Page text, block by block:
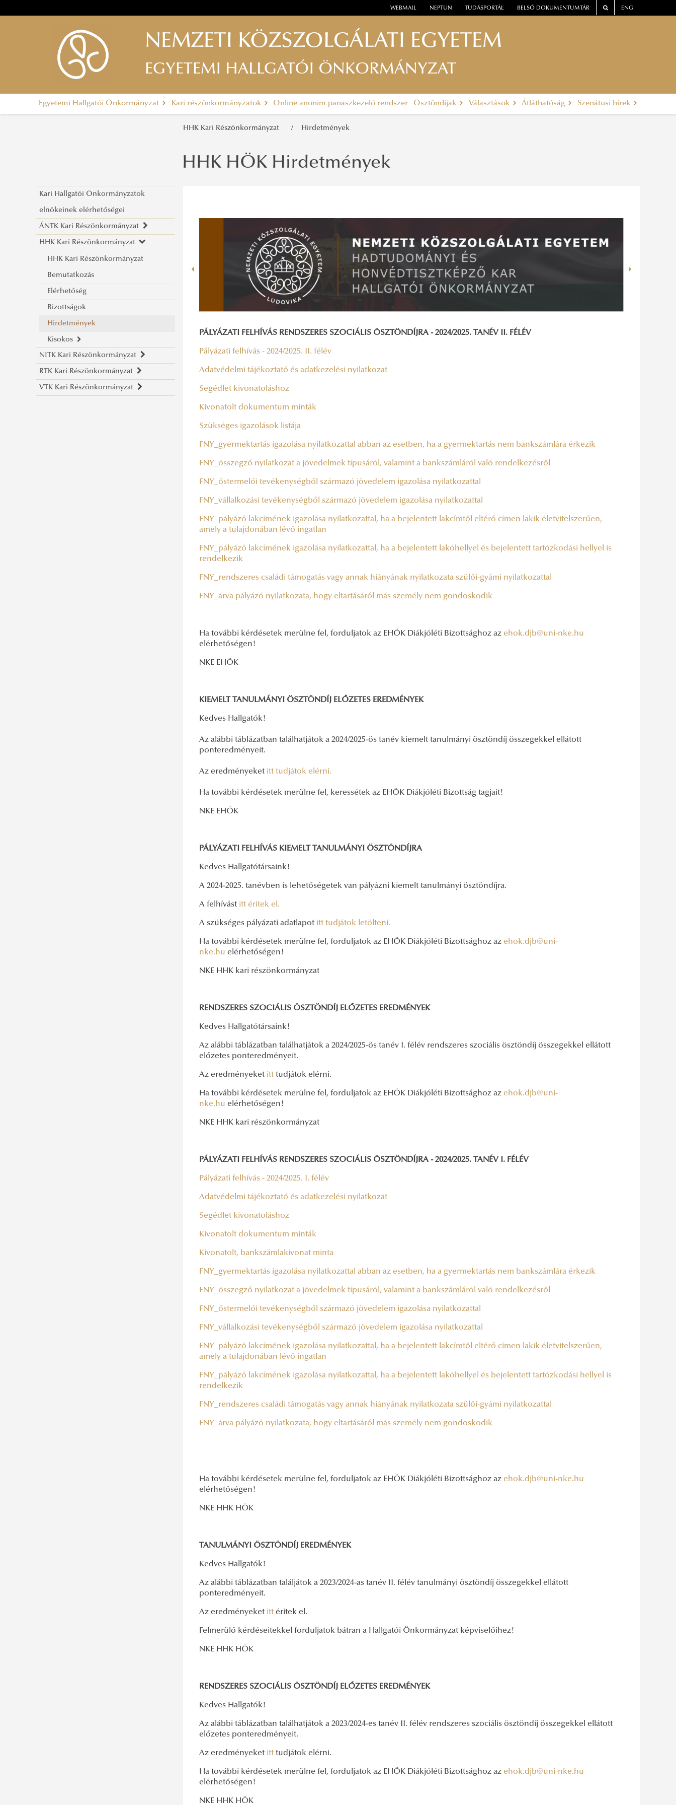
WEBMAIL NEPTUN TUDÁSPORTÁL BELSŐ DOKUMENTUMTÁR ENG
NEMZETI KÖZSZOLGÁLATI EGYETEM
EGYETEMI HALLGATÓI ÖNKORMÁNYZAT
Egyetemi Hallgatói Önkormányzat Kari részönkormányzatok Online anonim panaszkezelő rendszer Ösztöndíjak Választások Átláthatóság Szenátusi hírek
HHK Kari Részönkormányzat Hirdetmények
Kari Hallgatói Önkormányzatok
elnökeinek elérhetőségei
ÁNTK Kari Részönkormányzat
Elérhetőség
ÁNTK Kari Részönkormányzat
Bizottságok
Hirdetmények
HHK Kari Részönkormányzat
HHK Kari Részönkormányzat
Bemutatkozás
Elérhetőség
Bizottságok
Hirdetmények
Kisokos
Hivatásos Kisokos
Civil Kisokos
NITK Kari Részönkormányzat
Elérhetőségek
NITK Mentorfelvétel
RTK Kari Részönkormányzat
RTK Kari Részönkormányzat
VTK Kari Részönkormányzat
HHK HÖK Hirdetmények
PÁLYÁZATI FELHÍVÁS RENDSZERES SZOCIÁLIS ÖSZTÖNDÍJRA - 2024/2025. TANÉV II. FÉLÉV
Pályázati felhívás - 2024/2025. II. félév
Adatvédelmi tájékoztató és adatkezelési nyilatkozat
Segédlet kivonatoláshoz
Kivonatolt dokumentum minták
Szükséges igazolások listája
FNY_gyermektartás igazolása nyilatkozattal abban az esetben, ha a gyermektartás nem bankszámlára érkezik
FNY_összegző nyilatkozat a jövedelmek típusáról, valamint a bankszámláról való rendelkezésről
FNY_őstermelői tevékenységből származó jövedelem igazolása nyilatkozattal
FNY_vállalkozási tevékenységből származó jövedelem igazolása nyilatkozattal
FNY_pályázó lakcímének igazolása nyilatkozattal, ha a bejelentett lakcímtől eltérő címen lakik életvitelszerűen,
amely a tulajdonában lévő ingatlan
FNY_pályázó lakcímének igazolása nyilatkozattal, ha a bejelentett lakóhellyel és bejelentett tartózkodási hellyel is
rendelkezik
FNY_rendszeres családi támogatás vagy annak hiányának nyilatkozata szülői-gyámi nyilatkozattal
FNY_árva pályázó nyilatkozata, hogy eltartásáról más személy nem gondoskodik
Ha további kérdésetek merülne fel, forduljatok az EHÖK Diákjóléti Bizottsághoz az ehok.djb@uni-nke.hu
elérhetőségen!
NKE EHÖK
KIEMELT TANULMÁNYI ÖSZTÖNDÍJ ELŐZETES EREDMÉNYEK
Kedves Hallgatók!
Az alábbi táblázatban találhatjátok a 2024/2025-ös tanév kiemelt tanulmányi ösztöndíj összegekkel ellátott
ponteredményeit.
Az eredményeket itt tudjátok elérni.
Ha további kérdésetek merülne fel, keressétek az EHÖK Diákjóléti Bizottság tagjait!
NKE EHÖK
PÁLYÁZATI FELHÍVÁS KIEMELT TANULMÁNYI ÖSZTÖNDÍJRA
Kedves Hallgatótársaink!
A 2024-2025. tanévben is lehetőségetek van pályázni kiemelt tanulmányi ösztöndíjra.
A felhívást itt éritek el.
A szükséges pályázati adatlapot itt tudjátok letölteni.
Ha további kérdésetek merülne fel, forduljatok az EHÖK Diákjóléti Bizottsághoz az ehok.djb@uni-
nke.hu elérhetőségen!
NKE HHK kari részönkormányzat
RENDSZERES SZOCIÁLIS ÖSZTÖNDÍJ ELŐZETES EREDMÉNYEK
Kedves Hallgatótársaink!
Az alábbi táblázatban találhatjátok a 2024/2025-ös tanév I. félév rendszeres szociális ösztöndíj összegekkel ellátott
előzetes ponteredményeit.
Az eredményeket itt tudjátok elérni.
Ha további kérdésetek merülne fel, forduljatok az EHÖK Diákjóléti Bizottsághoz az ehok.djb@uni-
nke.hu elérhetőségen!
NKE HHK kari részönkormányzat
PÁLYÁZATI FELHÍVÁS RENDSZERES SZOCIÁLIS ÖSZTÖNDÍJRA - 2024/2025. TANÉV I. FÉLÉV
Pályázati felhívás - 2024/2025. I. félév
Adatvédelmi tájékoztató és adatkezelési nyilatkozat
Segédlet kivonatoláshoz
Kivonatolt dokumentum minták
Kivonatolt, bankszámlakivonat minta
FNY_gyermektartás igazolása nyilatkozattal abban az esetben, ha a gyermektartás nem bankszámlára érkezik
FNY_összegző nyilatkozat a jövedelmek típusáról, valamint a bankszámláról való rendelkezésről
FNY_őstermelői tevékenységből származó jövedelem igazolása nyilatkozattal
FNY_vállalkozási tevékenységből származó jövedelem igazolása nyilatkozattal
FNY_pályázó lakcímének igazolása nyilatkozattal, ha a bejelentett lakcímtől eltérő címen lakik életvitelszerűen,
amely a tulajdonában lévő ingatlan
FNY_pályázó lakcímének igazolása nyilatkozattal, ha a bejelentett lakóhellyel és bejelentett tartózkodási hellyel is
rendelkezik
FNY_rendszeres családi támogatás vagy annak hiányának nyilatkozata szülői-gyámi nyilatkozattal
FNY_árva pályázó nyilatkozata, hogy eltartásáról más személy nem gondoskodik
Ha további kérdésetek merülne fel, forduljatok az EHÖK Diákjóléti Bizottsághoz az ehok.djb@uni-nke.hu
elérhetőségen!
NKE HHK HÖK
TANULMÁNYI ÖSZTÖNDÍJ EREDMÉNYEK
Kedves Hallgatók!
Az alábbi táblázatban találjátok a 2023/2024-as tanév II. félév tanulmányi ösztöndíj összegekkel ellátott
ponteredményeit.
Az eredményeket itt éritek el.
Felmerülő kérdéseitekkel forduljatok bátran a Hallgatói Önkormányzat képviselőihez!
NKE HHK HÖK
RENDSZERES SZOCIÁLIS ÖSZTÖNDÍJ ELŐZETES EREDMÉNYEK
Kedves Hallgatók!
Az alábbi táblázatban találhatjátok a 2023/2024-es tanév II. félév rendszeres szociális ösztöndíj összegekkel ellátott
előzetes ponteredményeit.
Az eredményeket itt tudjátok elérni.
Ha további kérdésetek merülne fel, forduljatok az EHÖK Diákjóléti Bizottsághoz az ehok.djb@uni-nke.hu
elérhetőségen!
NKE HHK HÖK